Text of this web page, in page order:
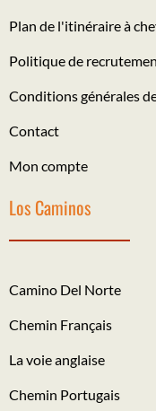
Plan de l'itinéraire à
Politique de
Conditions générales
Contact
Mon compte
Los Caminos
Camino Del Norte
Chemin Français
La voie anglaise
Chemin Portugais